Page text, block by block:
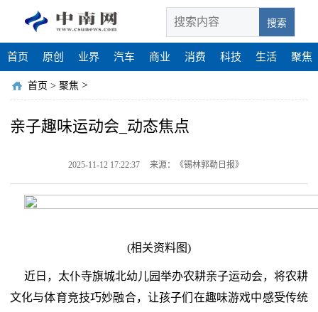
搜索
首页 原创 业界 汽车 商业 消费 科技 生活 聚焦
首页 > 聚焦 >
亲子趣味运动会_动态焦点
2025-11-12 17:22:37 来源：《锡林郭勒日报》
(相关资料图)
近日，太仆寺旗城北幼儿园举办农耕亲子运动会，将农耕
文化与体育竞技巧妙融合，让孩子们在趣味游戏中感受传统